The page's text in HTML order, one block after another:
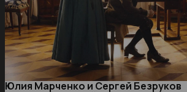
Юлия Марченко и Сергей Безруков